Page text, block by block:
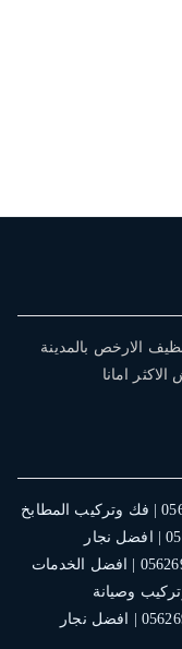
الارخص بالمدينة
امانا
فني تركيب غرف نوم بالمدينة المنورة | 0562694961 | افضل نجار